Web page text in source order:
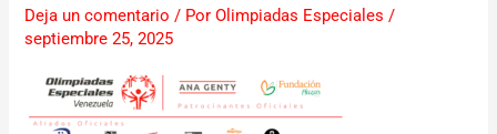
Deja un comentario / PorOlimpiadas Especiales/
septiembre 25, 2025